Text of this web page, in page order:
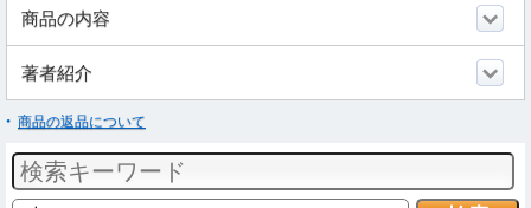
商品の内容
著者紹介
商品の返品について